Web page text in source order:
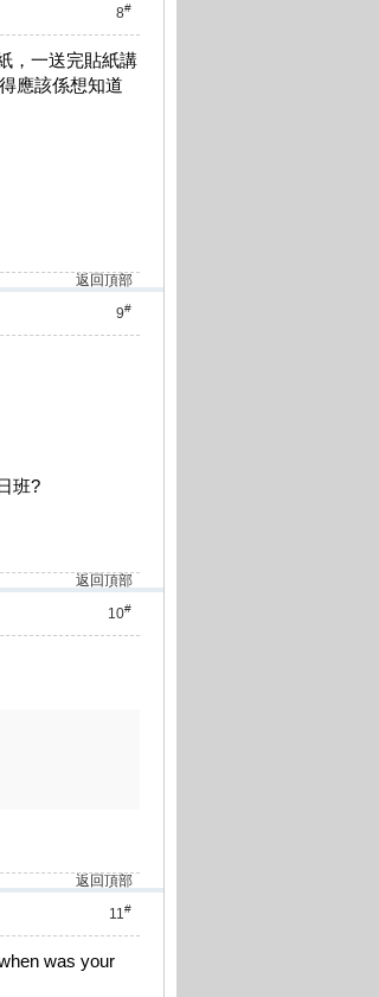
8#
，一送完貼紙講
應該係想知道
返回頂部
9#
班?
返回頂部
10#
返回頂部
11#
was your